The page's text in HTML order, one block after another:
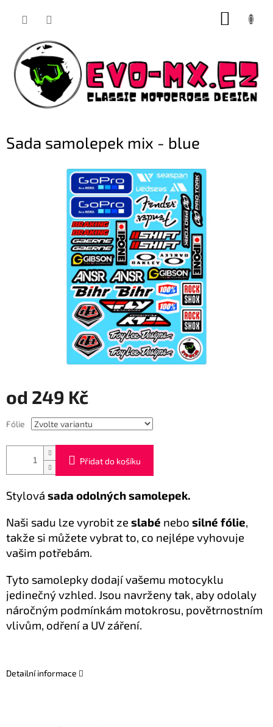
Sada samolepek mix - blue
od 249 Kč
cena:
Fólie
Přidat do košíku
Stylová sada odolných samolepek.
Naši sadu lze vyrobit ze slabé nebo silné fólie,
takže si můžete vybrat to, co nejlépe vyhovuje
vašim potřebám.
Tyto samolepky dodají vašemu motocyklu
jedinečný vzhled. Jsou navrženy tak, aby odolaly
náročným podmínkám motokrosu, povětrnostním
vlivům, odření a UV záření.
Detailní informace